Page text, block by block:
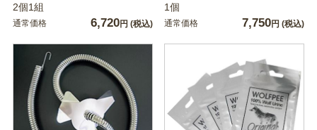
2個1組
通常価格 6,720円 (税込)
1個
通常価格 7,750円 (税込)